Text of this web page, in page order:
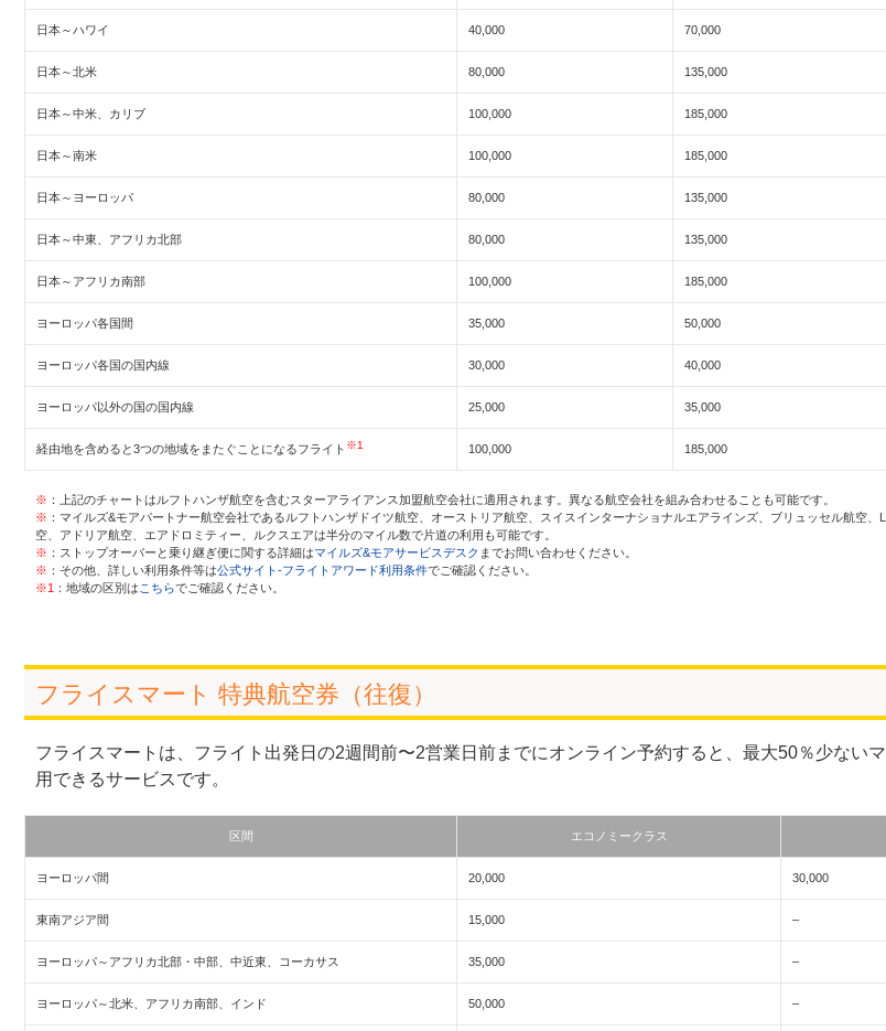
日本～ハワイ 40,000 70,000
日本～北米 80,000 135,000
日本～中米、カリブ 100,000 185,000
日本～南米 100,000 185,000
日本～ヨーロッパ 80,000 135,000
日本～中東、アフリカ北部 80,000 135,000
日本～アフリカ南部 100,000 185,000
ヨーロッパ各国間 35,000 50,000
ヨーロッパ各国の国内線 30,000 40,000
ヨーロッパ以外の国の国内線 25,000 35,000
経由地を含めると3つの地域をまたぐことになるフライト ※1 100,000 185,000
※ ：上記のチャートはルフトハンザ航空を含むスターアライアンス加盟航空会社に適用されます。異なる航空会社を組み合わせることも可能です。
※ ：マイルズ&モアパートナー航空会社であるルフトハンザドイツ航空、オーストリア航空、スイスインターナショナルエアラインズ、ブリュッセル航空
空、アドリア航空、エアドロミティー、ルクスエアは半分のマイル数で片道の利用も可能です。
※ ：ストップオーバーと乗り継ぎ便に関する詳細はマイルズ&モアサービスデスク までお問い合わせください。
※ ：その他、詳しい利用条件等は公式サイト-フライトアワード利用条件でご確認ください。
※1
：地域の区別は こちらでご確認ください。
フライスマート 特典航空券（往復）
フライスマートは、フライト出発日の2週間前〜2営業日前までにオンライン予約すると、最大50％少ない
用できるサービスです。
区間 エコノミークラス
ヨーロッパ間 20,000 30,000
東南アジア間 15,000 –
ヨーロッパ～アフリカ北部・中部、中近東、コーカサス 35,000 –
ヨーロッパ～北米、アフリカ南部、インド 50,000 –